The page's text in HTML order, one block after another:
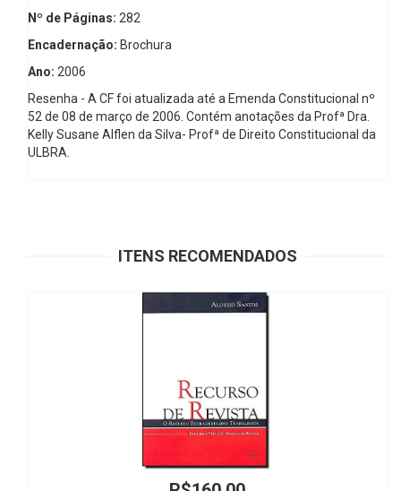
Nº de Páginas: 282
Encadernação: Brochura
Ano: 2006
Resenha - A CF foi atualizada até a Emenda Constitucional nº
52 de 08 de março de 2006. Contém anotações da Profª Dra.
Kelly Susane Alflen da Silva- Profª de Direito Constitucional da
ULBRA.
ITENS RECOMENDADOS